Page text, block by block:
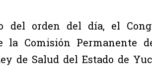
del orden del día, el
la Comisión Permanente
de Salud del Estado de